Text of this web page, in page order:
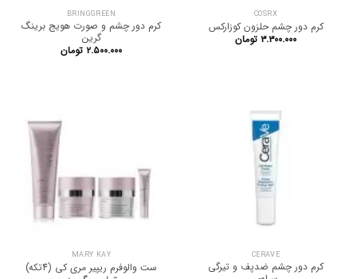
COSRX
کرم دور چشم حلزون کوزارکس
۳.۳۰۰.۰۰۰ تومان
BRINGGREEN
کرم دور چشم و صورت هویج برینگ
گرین
۲.۵۰۰.۰۰۰ تومان
CERAVE
کرم دور چشم ضدپف و تیرگی
MARY KAY
ست والوفرم ریپیر مری کی (4تکه)